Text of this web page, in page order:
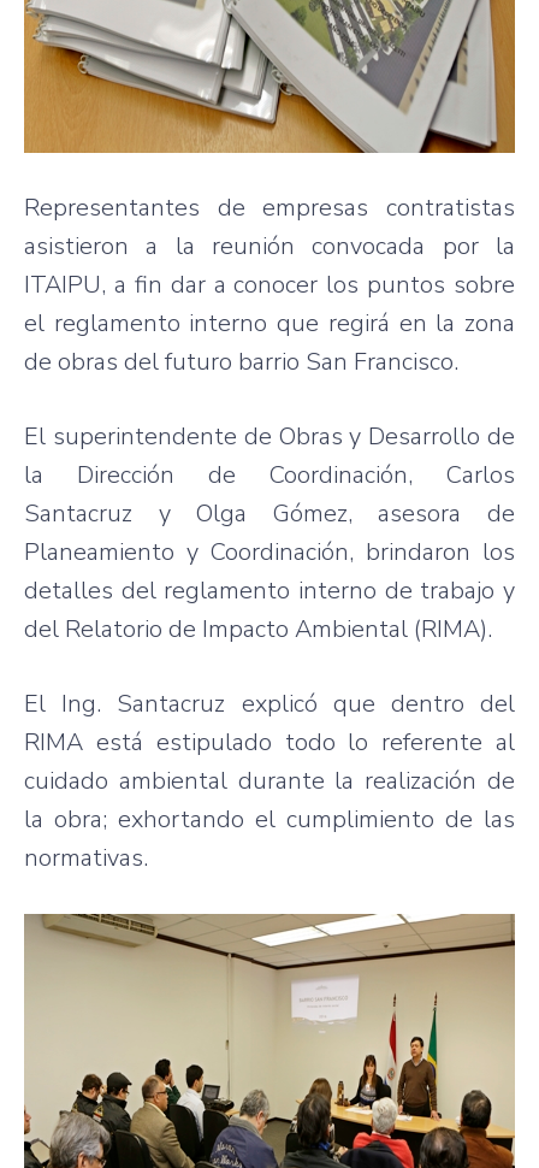
Representantes de empresas contratistas
asistieron a la reunión convocada por la
ITAIPU, a fin dar a conocer los puntos sobre
el reglamento interno que regirá en la zona
de obras del futuro barrio San Francisco.
El superintendente de Obras y Desarrollo de
la Dirección de Coordinación, Carlos
Santacruz y Olga Gómez, asesora de
Planeamiento y Coordinación, brindaron los
detalles del reglamento interno de trabajo y
del Relatorio de Impacto Ambiental (RIMA).
El Ing. Santacruz explicó que dentro del
RIMA está estipulado todo lo referente al
cuidado ambiental durante la realización de
la obra; exhortando el cumplimiento de las
normativas.